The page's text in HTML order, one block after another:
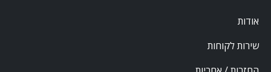
אודות
שירות לקוחות